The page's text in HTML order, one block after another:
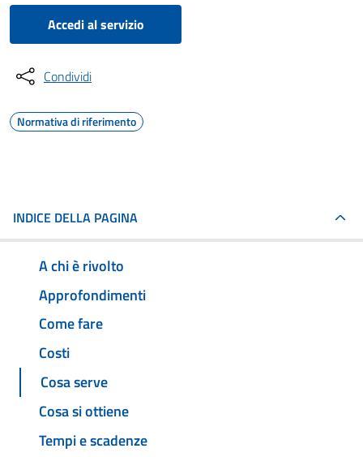
Accedi al servizio
Condividi
Normativa di riferimento
INDICE DELLA PAGINA
A chi è rivolto
Approfondimenti
Come fare
Costi
Cosa serve
Cosa si ottiene
Tempi e scadenze